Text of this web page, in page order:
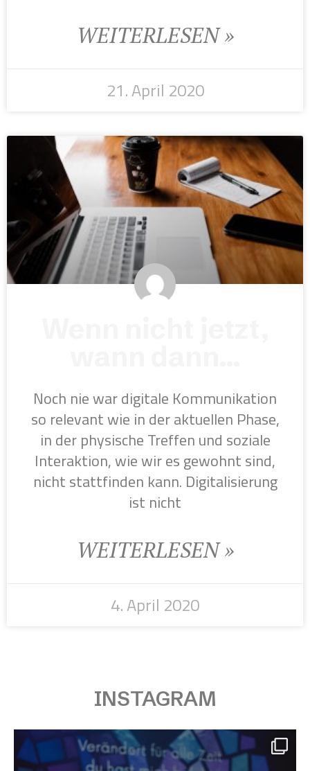
WEITERLESEN »
21. April 2020
Noch nie war digitale Kommunikation
so relevant wie in der aktuellen Phase,
in der physische Treffen und soziale
Interaktion, wie wir es gewohnt sind,
nicht stattfinden kann. Digitalisierung
ist nicht
WEITERLESEN »
4. April 2020
INSTAGRAM